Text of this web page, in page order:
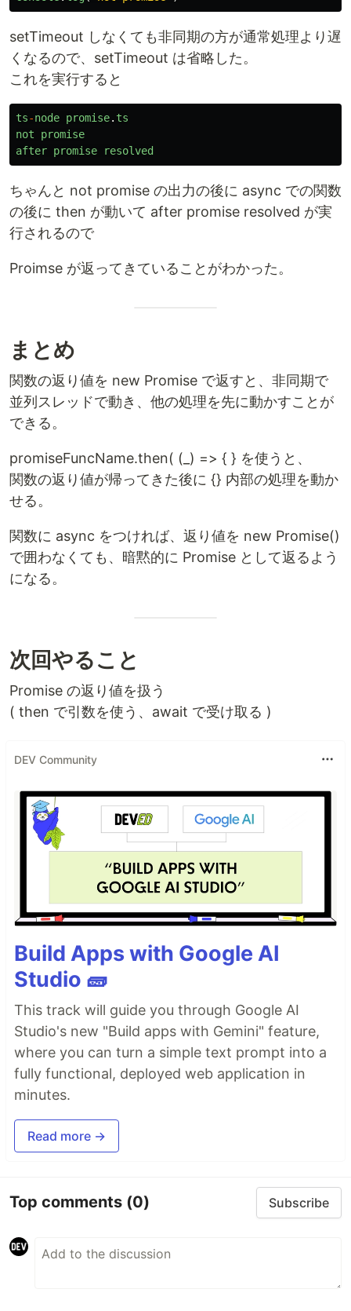
setTimeout しなくても非同期の方が通常処理より遅
くなるので、setTimeout は省略した。
これを実行すると
ts-node promise. ts
not
promise
after promise resolved
ちゃんと not promise の出力の後に async での関数
の後に then が動いて after promise resolved が実
行されるので
Proimse が返ってきていることがわかった。
まとめ
関数の返り値を new Promise で返すと、非同期で
並列スレッドで動き、他の処理を先に動かすことが
できる。
promiseFuncName.then( (_) => { } を使うと、
関数の返り値が帰ってきた後に {} 内部の処理を動か
せる。
関数に async をつければ、返り値を new Promise()
で囲わなくても、暗黙的に Promise として返るよう
になる。
次回やること
Promise の返り値を扱う
( then で引数を使う、await で受け取る )
DEV Community
Build Apps with Google AI
Studio 🧱
This track will guide you through Google AI
Studio's new "Build apps with Gemini" feature,
where you can turn a simple text prompt into a
fully functional, deployed web application in
minutes.
Read more →
Top comments (0) Subscribe